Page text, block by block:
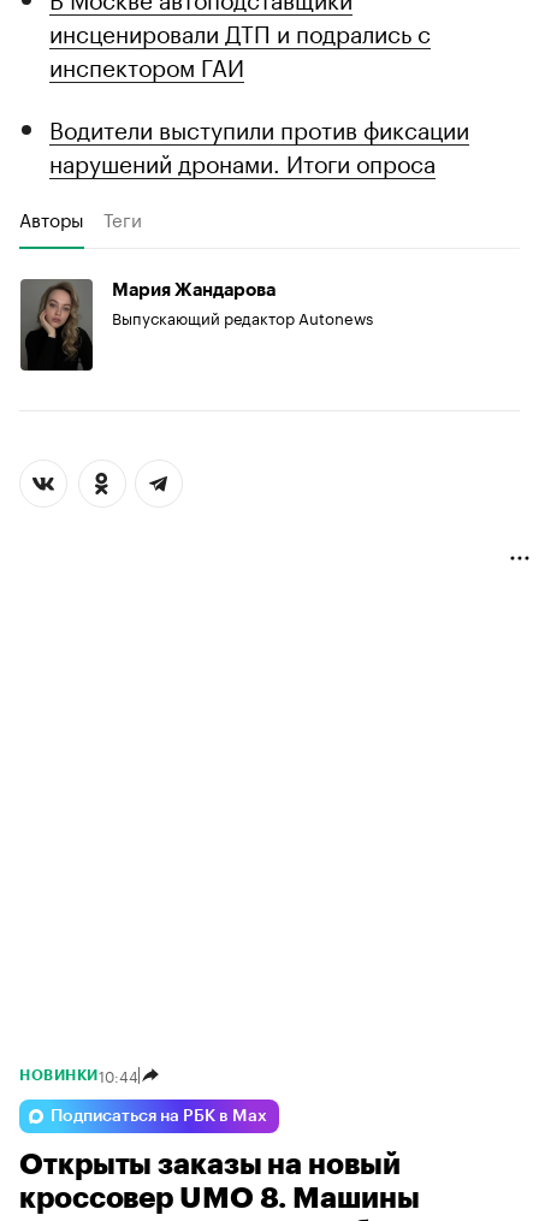
инсценировали ДТП и подрались с
инспектором ГАИ
Водители выступили против фиксации
нарушений дронами. Итоги опроса
Авторы Теги
Мария Жандарова
Выпускающий редактор Autonews
НОВИНКИ 10:44
Подписаться на РБК в Max
Открыты заказы на новый
кроссовер UMO 8. Машины